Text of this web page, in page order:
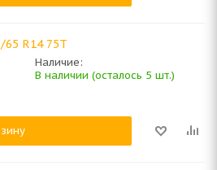
R14 75T
Наличие:
В наличии (осталось 5 шт.)